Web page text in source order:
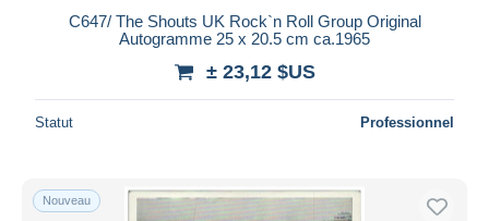
C647/ The Shouts UK Rock`n Roll Group Original
Autogramme 25 x 20.5 cm ca.1965
± 23,12 $US
Statut Professionnel
Nouveau